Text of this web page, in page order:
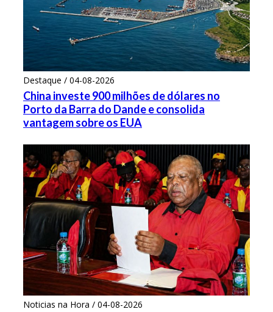
Destaque / 04-08-2026
China investe 900 milhões de dólares no
Porto da Barra do Dande e consolida
vantagem sobre os EUA
Noticias na Hora / 04-08-2026